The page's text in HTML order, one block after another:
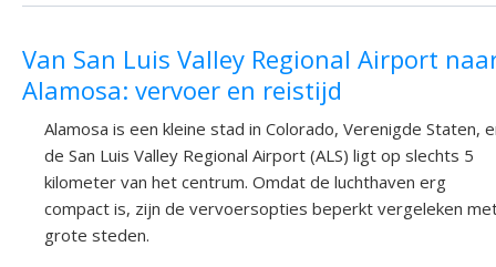
Van San Luis Valley Regional Airport
Alamosa: vervoer en reistijd
Alamosa is een kleine stad in Colorado, Verenigde Staten,
de San Luis Valley Regional Airport (ALS) ligt op slechts 5
kilometer van het centrum. Omdat de luchthaven erg
compact is, zijn de vervoersopties beperkt vergeleken
grote steden.